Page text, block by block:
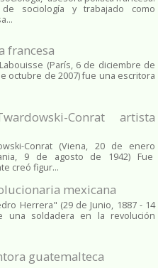
sociología y trabajado como
francesa
(París, 6 de diciembre de
octubre de 2007) fue una escritora
Conrat artista
Conrat (Viena, 20 de enero
9 de agosto de 1942) Fue
creó figur...
mexicana
Herrera" (29 de Junio, 1887 - 14
una soldadera en la revolución
guatemalteca